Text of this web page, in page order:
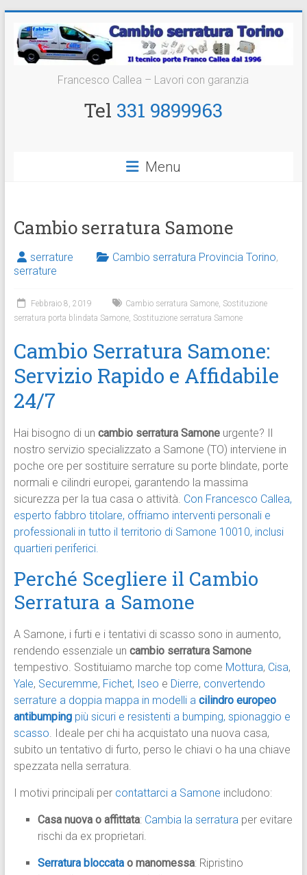
contenuto
Cambio
Serratura
Francesco Callea – Lavori con garanzia
Tel 331 9899963
Menu
Cambio serratura Samone
serrature Cambio serratura Provincia Torino,
serrature
Febbraio 8, 2019 Cambio serratura Samone, Sostituzione
serratura porta blindata Samone, Sostituzione serratura Samone
Cambio Serratura Samone:
Servizio Rapido e Affidabile
24/7
Hai bisogno di un cambio serratura Samoneurgente? Il
nostro servizio specializzato a Samone (TO) interviene in
poche ore per sostituire serrature su porte blindate, porte
normali e cilindri europei, garantendo la massima
sicurezza per la tua casa o attività. Con Francesco Callea,
esperto fabbro titolare, offriamo interventi personali e
professionali in tutto il territorio di Samone 10010, inclusi
quartieri periferici.
Perché Scegliere il Cambio
Serratura a Samone
A Samone, i furti e i tentativi di scasso sono in aumento,
rendendo essenziale un cambio serratura Samone
tempestivo. Sostituiamo marche top come Mottura, Cisa,
Yale, Securemme, Fichet, Iseo e Dierre, convertendo
serrature a doppia mappa in modelli a cilindro europeo
antibumpingpiù sicuri e resistenti a bumping, spionaggio e
scasso. Ideale per chi ha acquistato una nuova casa,
subito un tentativo di furto, perso le chiavi o ha una chiave
spezzata nella serratura.
I motivi principali per contattarci a Samone includono:
Casa nuova o affittata: Cambia la serraturaper evitare
rischi da ex proprietari.
Serratura bloccatao manomessa: Ripristino